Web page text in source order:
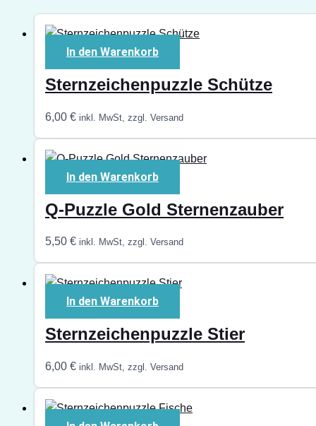
In den Warenkorb
Sternzeichenpuzzle Schütze
6,00 € inkl. MwSt, zzgl. Versand
In den Warenkorb
Q-Puzzle Gold Sternenzauber
5,50 € inkl. MwSt, zzgl. Versand
In den Warenkorb
Sternzeichenpuzzle Stier
6,00 € inkl. MwSt, zzgl. Versand